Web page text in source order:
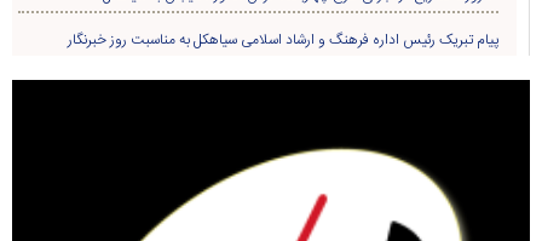
پیام تبریک رئیس اداره فرهنگ و ارشاد اسلامی سیاهکل به مناسبت روز خبرنگار